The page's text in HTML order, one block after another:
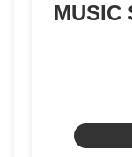
MUSIC